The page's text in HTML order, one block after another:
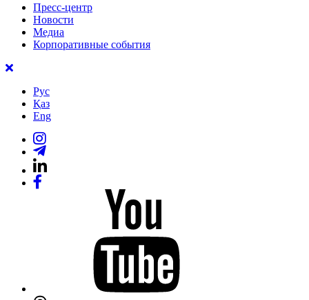
Пресс-центр
Новости
Медиа
Корпоративные события
Рус
Қаз
Eng